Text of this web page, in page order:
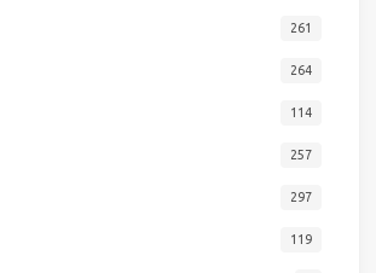
261
264
114
257
297
119